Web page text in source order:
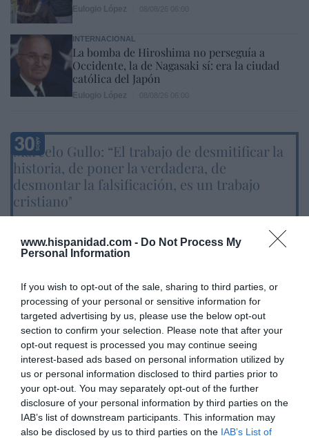
www.hispanidad.com - Do Not Process My
Personal Information
If you wish to opt-out of the sale, sharing to third parties, or
processing of your personal or sensitive information for
targeted advertising by us, please use the below opt-out
section to confirm your selection. Please note that after your
opt-out request is processed you may continue seeing
interest-based ads based on personal information utilized by
us or personal information disclosed to third parties prior to
your opt-out. You may separately opt-out of the further
disclosure of your personal information by third parties on the
IAB’s list of downstream participants. This information may
also be disclosed by us to third parties on the IAB’s List of
INTERNACIONAL
La bomba de Hiroshima no perseguía a
Occidente, la de Nagasaki sí: era la ciudad
católica del Japón
Marcelo Gullo: “El trabajo de desmitificar la
historia, de poner la verdadera, de
desmontar la falsificación, es un trabajo
cristiano"
Artículos anteriores
Diario de la corrupción sanchista. Hazte
Oír se manifiesta delante de La Mareta:
“Pedro Sánchez es un criminal”
por Redacción
Artículos anteriores
Opinión